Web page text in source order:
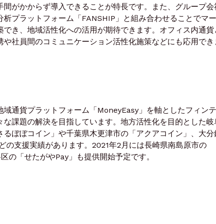
がかからず導入できることが特長です。また、グループ会
プラットフォーム「FANSHIP」と組み合わせることでマ
き、地域活性化への活用が期待できます。オフィス内通貨
社員間のコミュニケーション活性化施策などにも応用でき
通貨プラットフォーム「MoneyEasy」を軸としたフィン
課題の解決を目指しています。地方活性化を目的とした岐
ぼぼコイン」や千葉県木更津市の「アクアコイン」、大分
の支援実績があります。2021年2月には長崎県南島原市の
の「せたがやPay」も提供開始予定です。